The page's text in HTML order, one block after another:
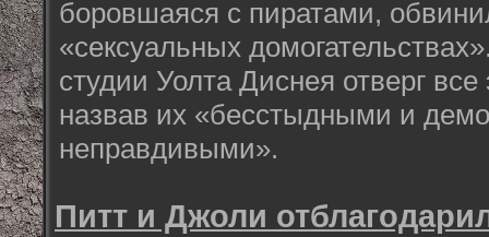
боровшаяся с пиратами,
«сексуальных
студии Уолта Диснея отверг
назвав их «бесстыдными и
неправдивыми».
Питт и Джоли